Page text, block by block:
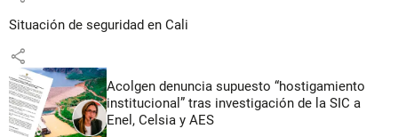
Situación de seguridad en Cali
share
Acolgen denuncia supuesto “hostigamiento
institucional” tras investigación de la SIC a
Enel, Celsia y AES